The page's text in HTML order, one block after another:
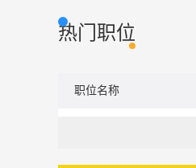
热门职位
职位名称